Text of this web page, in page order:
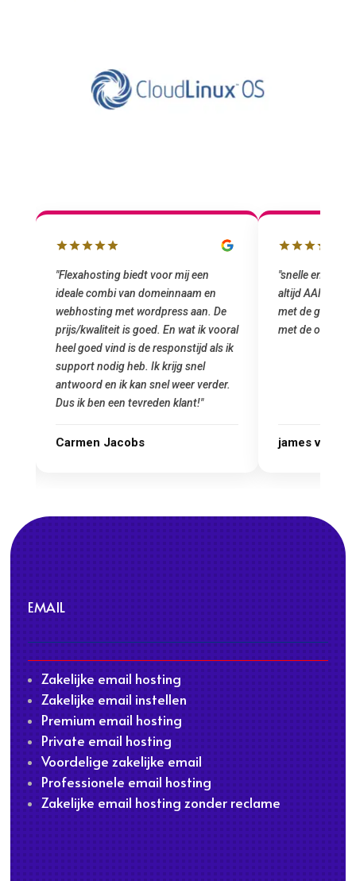
"snelle en vriendelijke service. staat
altijd AAN (: fijne prijzen vergeleken
met de grote jongens en dus nu al blij
met de overstap!"
james van oranje
"Top service. Ik
het installeren
was meteen
gemaakt. Top
Marcel Thijs
EMAIL
Zakelijke email hosting
Zakelijke email instellen
Premium email hosting
Private email hosting
Voordelige zakelijke email
Professionele email hosting
Zakelijke email hosting zonder reclame